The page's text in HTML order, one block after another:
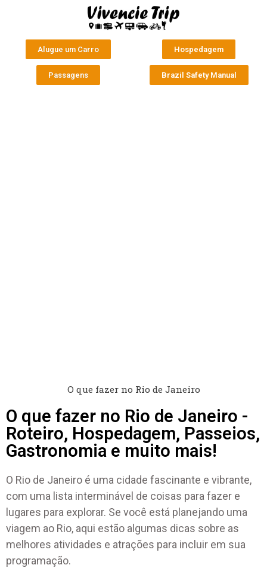
Alugue um Carro Hospedagem
Passagens Brazil Safety Manual
O que fazer no Rio de Janeiro
O que fazer no Rio de Janeiro -
Roteiro, Hospedagem, Passeios,
Gastronomia e muito mais!
O Rio de Janeiro é uma cidade fascinante e vibrante,
com uma lista interminável de coisas para fazer e
lugares para explorar. Se você está planejando uma
viagem ao Rio, aqui estão algumas dicas sobre as
melhores atividades e atrações para incluir em sua
programação.